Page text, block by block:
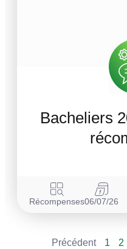
Bacheliers
Récompenses06/07/26
Précédent 1 2